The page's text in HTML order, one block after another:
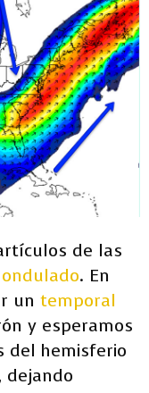
de las
. En
un temporal
y esperamos
del hemisferio
dejando